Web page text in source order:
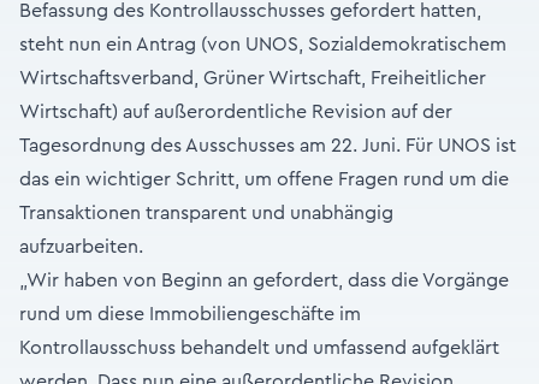
Befassung des Kontrollausschusses gefordert hatten
steht nun ein Antrag (von UNOS, Sozialdemokratischem
Wirtschaftsverband, Grüner Wirtschaft, Freiheitlicher
Wirtschaft) auf außerordentliche Revision auf der
Tagesordnung des Ausschusses am 22. Juni. Für UNOS ist
das ein wichtiger Schritt, um offene Fragen rund um die
Transaktionen transparent und unabhängig
aufzuarbeiten.
„Wir haben von Beginn an gefordert, dass die Vorgänge
rund um diese Immobiliengeschäfte im
Kontrollausschuss behandelt und umfassend aufgeklärt